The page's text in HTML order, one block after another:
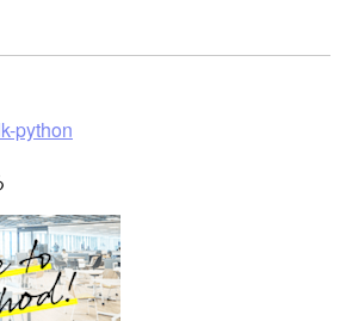
python